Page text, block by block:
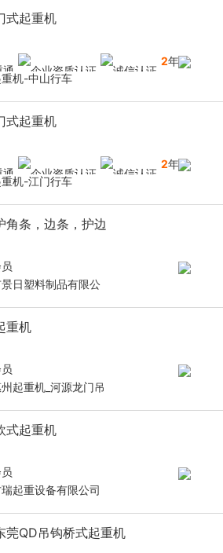
式起重机
2年
机-中山行车
式起重机
2年
机-江门行车
角条，边条，护边
日塑料制品有限公
重机
起重机_河源龙门吊
式起重机
起重设备有限公司
莞QD吊钩桥式起重机